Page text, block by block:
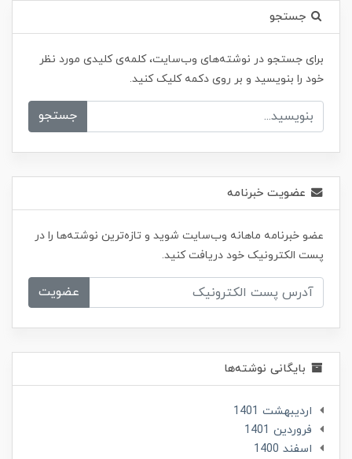
جستجو
برای جستجو در نوشته‌های وب‌سایت، کلمه‌ی کلیدی مورد نظر
خود را بنویسید و بر روی دکمه کلیک کنید.
جستجو
عضویت خبرنامه
عضو خبرنامه ماهانه وب‌سایت شوید و تازه‌ترین نوشته‌ها را در
پست الکترونیک خود دریافت کنید.
عضویت
بایگانی نوشته‌ها
ارديبهشت 1401
فروردین 1401
اسفند 1400